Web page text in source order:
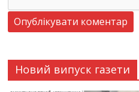
Новий випуск газети